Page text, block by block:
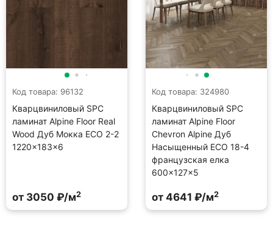
Код товара: 96132
Кварцвиниловый SPC
ламинат Alpine Floor Real
Wood Дуб Мокка ECO 2-2
1220×183×6
от 3050 ₽/м2
Код товара: 324980
Кварцвиниловый SPC
ламинат Alpine Floor
Chevron Alpine Дуб
Насыщенный ECO 18-4
французская елка
600×127×5
от 4641 ₽/м2